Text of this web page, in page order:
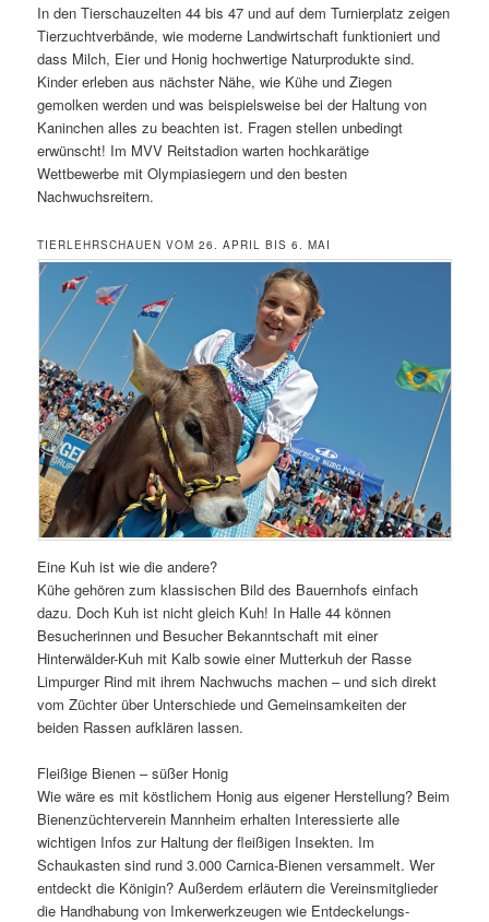
In den Tierschauzelten 44 bis 47 und auf dem Turnierplatz zeigen
Tierzuchtverbände, wie moderne Landwirtschaft funktioniert und
dass Milch, Eier und Honig hochwertige Naturprodukte sind.
Kinder erleben aus nächster Nähe, wie Kühe und Ziegen
gemolken werden und was beispielsweise bei der Haltung von
Kaninchen alles zu beachten ist. Fragen stellen unbedingt
erwünscht! Im MVV Reitstadion warten hochkarätige
Wettbewerbe mit Olympiasiegern und den besten
Nachwuchsreitern.
TIERLEHRSCHAUEN VOM 26. APRIL BIS 6. MAI
Eine Kuh ist wie die andere?
Kühe gehören zum klassischen Bild des Bauernhofs einfach
dazu. Doch Kuh ist nicht gleich Kuh! In Halle 44 können
Besucherinnen und Besucher Bekanntschaft mit einer
Hinterwälder-Kuh mit Kalb sowie einer Mutterkuh der Rasse
Limpurger Rind mit ihrem Nachwuchs machen – und sich direkt
vom Züchter über Unterschiede und Gemeinsamkeiten der
beiden Rassen aufklären lassen.
Fleißige Bienen – süßer Honig
Wie wäre es mit köstlichem Honig aus eigener Herstellung? Beim
Bienenzüchterverein Mannheim erhalten Interessierte alle
wichtigen Infos zur Haltung der fleißigen Insekten. Im
Schaukasten sind rund 3.000 Carnica-Bienen versammelt. Wer
entdeckt die Königin? Außerdem erläutern die Vereinsmitglieder
die Handhabung von Imkerwerkzeugen wie Entdeckelungs-